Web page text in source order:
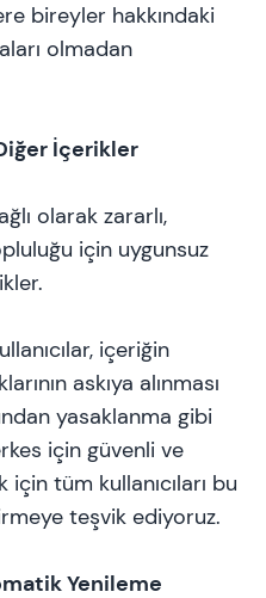
bireyler hakkındaki
olmadan
İçerikler
olarak zararlı,
için uygunsuz
içeriğin
askıya alınması
yasaklanma gibi
için güvenli ve
tüm kullanıcıları bu
teşvik ediyoruz.
Yenileme